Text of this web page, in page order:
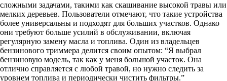
сложными задачами, такими как скашивание высокой травы или
мелких деревьев. Пользователи отмечают, что такие устройства
более универсальны и подходят для больших участков. Однако
они требуют больше усилий в обслуживании, включая
регулярную замену масла и топлива. Один из владельцев
бензинового триммера делится своим опытом: “Я выбрал
бензиновую модель, так как у меня большой участок. Она
отлично справляется с любой травой, но нужно следить за
уровнем топлива и периодически чистить фильтры.”